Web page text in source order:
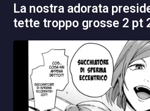
la nostra adorata presidente ha le
tette troppo grosse 2 pt